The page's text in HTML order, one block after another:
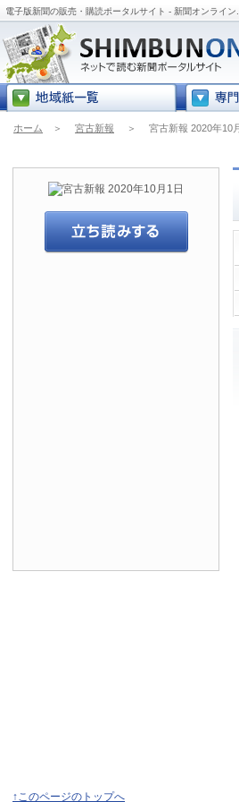
電子版新聞の販売・購読ポータルサイト - 新聞オンライン
ホーム ＞ 宮古新報 ＞ 宮古新報 2020年10
↑このページのトップへ